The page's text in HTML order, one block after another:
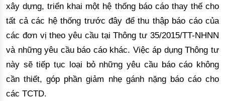
xây dựng, triển khai một hệ thống báo cáo thay thế cho
tất cả các hệ thống trước đây để thu thập báo cáo của
các đơn vị theo yêu cầu tại Thông tư 35/2015/TT-NHNN
và những yêu cầu báo cáo khác. Việc áp dụng Thông tư
này sẽ tiếp tục loại bỏ những yêu cầu báo cáo không
cần thiết, góp phần giảm nhẹ gánh nặng báo cáo cho
các TCTD.